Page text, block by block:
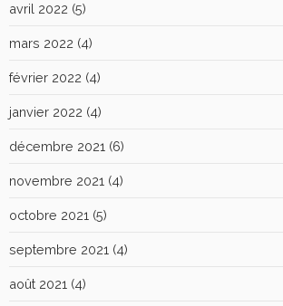
avril 2022 (5)
mars 2022 (4)
février 2022 (4)
janvier 2022 (4)
décembre 2021 (6)
novembre 2021 (4)
octobre 2021 (5)
septembre 2021 (4)
août 2021 (4)